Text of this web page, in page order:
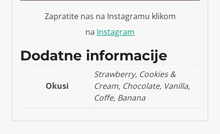
Zapratite nas na Instagramu klikom
na Instagram
Dodatne informacije
Okusi
Strawberry, Cookies &
Cream, Chocolate, Vanilla,
Coffe, Banana